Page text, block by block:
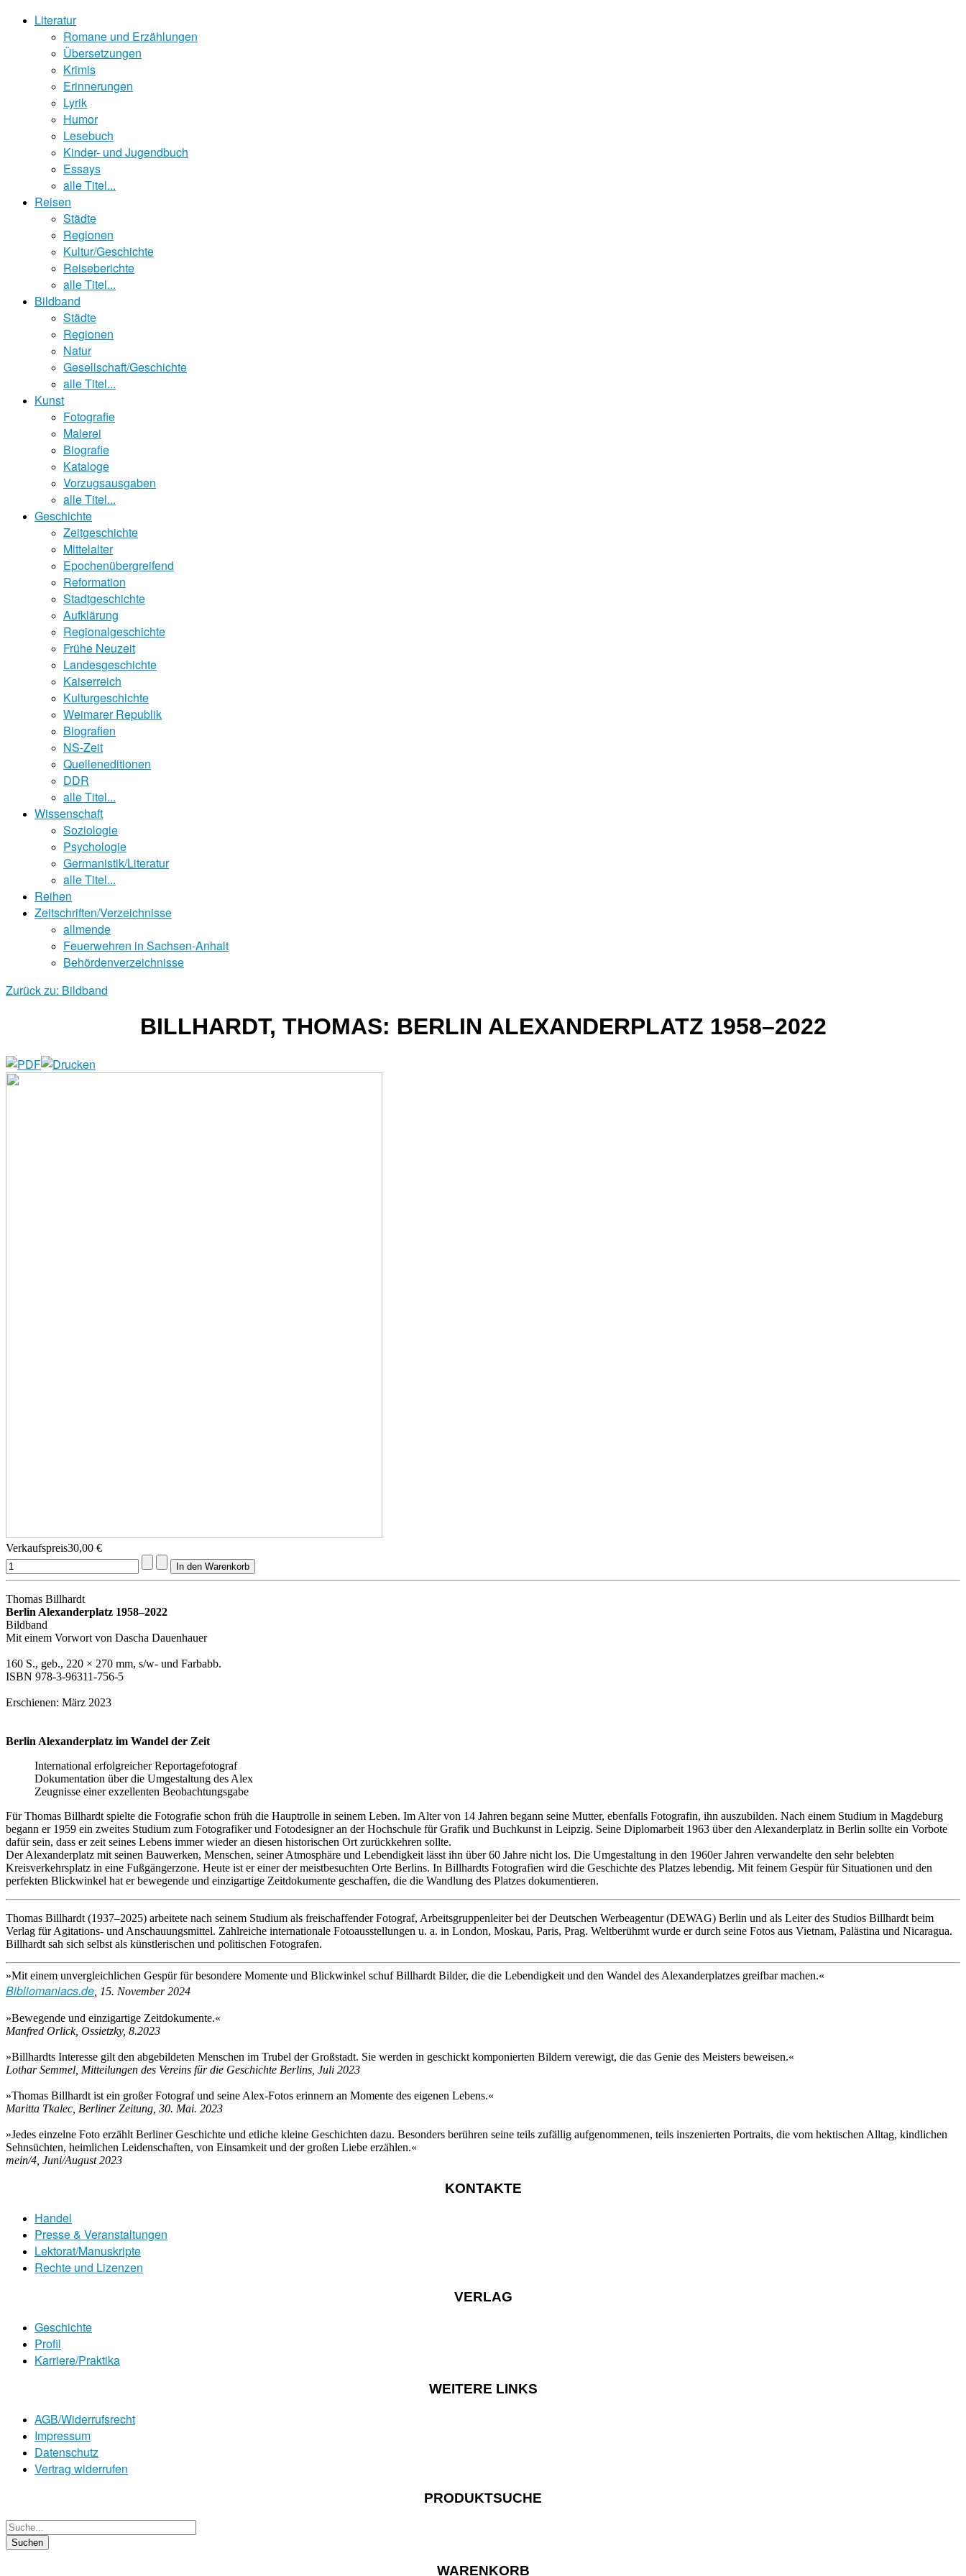
Literatur
Romane und Erzählungen
Übersetzungen
Krimis
Erinnerungen
Lyrik
Humor
Lesebuch
Kinder- und Jugendbuch
Essays
alle Titel...
Reisen
Städte
Regionen
Kultur/Geschichte
Reiseberichte
alle Titel...
Bildband
Städte
Regionen
Natur
Gesellschaft/Geschichte
alle Titel...
Kunst
Fotografie
Malerei
Biografie
Kataloge
Vorzugsausgaben
alle Titel...
Geschichte
Zeitgeschichte
Mittelalter
Epochenübergreifend
Reformation
Stadtgeschichte
Aufklärung
Regionalgeschichte
Frühe Neuzeit
Landesgeschichte
Kaiserreich
Kulturgeschichte
Weimarer Republik
Biografien
NS-Zeit
Quelleneditionen
DDR
alle Titel...
Wissenschaft
Soziologie
Psychologie
Germanistik/Literatur
alle Titel...
Reihen
Zeitschriften/Verzeichnisse
allmende
Feuerwehren in Sachsen-Anhalt
Behördenverzeichnisse
Zurück zu: Bildband
BILLHARDT, THOMAS: BERLIN ALEXANDERPLATZ 1958–2022
Verkaufspreis30,00 €
Thomas Billhardt
Berlin Alexanderplatz 1958–2022
Bildband
Mit einem Vorwort von Dascha Dauenhauer
160 S., geb., 220 × 270 mm, s/w- und Farbabb.
ISBN 978-3-96311-756-5
Erschienen: März 2023
Berlin Alexanderplatz im Wandel der Zeit
International erfolgreicher Reportagefotograf
Dokumentation über die Umgestaltung des Alex
Zeugnisse einer exzellenten Beobachtungsgabe
Für Thomas Billhardt spielte die Fotografie schon früh die Hauptrolle in seinem Leben. Im Alter von 14 Jahren begann seine Mutter, ebenfalls Fotografin, ihn auszubilden. Nach einem Studium in Magdeburg
begann er 1959 ein zweites Studium zum Fotografiker und Fotodesigner an der Hochschule für Grafik und Buchkunst in Leipzig. Seine Diplomarbeit 1963 über den Alexanderplatz in Berlin sollte ein Vorbote
dafür sein, dass er zeit seines Lebens immer wieder an diesen historischen Ort zurückkehren sollte.
Der Alexanderplatz mit seinen Bauwerken, Menschen, seiner Atmosphäre und Lebendigkeit lässt ihn über 60 Jahre nicht los. Die Umgestaltung in den 1960er Jahren verwandelte den sehr belebten
Kreisverkehrsplatz in eine Fußgängerzone. Heute ist er einer der meistbesuchten Orte Berlins. In Billhardts Fotografien wird die Geschichte des Platzes lebendig. Mit feinem Gespür für Situationen und den
perfekten Blickwinkel hat er bewegende und einzigartige Zeitdokumente geschaffen, die die Wandlung des Platzes dokumentieren.
Thomas Billhardt (1937–2025) arbeitete nach seinem Studium als freischaffender Fotograf, Arbeitsgruppenleiter bei der Deutschen Werbeagentur (DEWAG) Berlin und als Leiter des Studios Billhardt beim
Verlag für Agitations- und Anschauungsmittel. Zahlreiche internationale Fotoausstellungen u. a. in London, Moskau, Paris, Prag. Weltberühmt wurde er durch seine Fotos aus Vietnam, Palästina und Nicaragua.
Billhardt sah sich selbst als künstlerischen und politischen Fotografen.
»Mit einem unvergleichlichen Gespür für besondere Momente und Blickwinkel schuf Billhardt Bilder, die die Lebendigkeit und den Wandel des Alexanderplatzes greifbar machen.«
Bibliomaniacs.de , 15. November 2024
»Bewegende und einzigartige Zeitdokumente.«
Manfred Orlick, Ossietzky, 8.2023
»Billhardts Interesse gilt den abgebildeten Menschen im Trubel der Großstadt. Sie werden in geschickt komponierten Bildern verewigt, die das Genie des Meisters beweisen.«
Lothar Semmel, Mitteilungen des Vereins für die Geschichte Berlins, Juli 2023
»Thomas Billhardt ist ein großer Fotograf und seine Alex-Fotos erinnern an Momente des eigenen Lebens.«
Maritta Tkalec, Berliner Zeitung, 30. Mai. 2023
»Jedes einzelne Foto erzählt Berliner Geschichte und etliche kleine Geschichten dazu. Besonders berühren seine teils zufällig aufgenommenen, teils inszenierten Portraits, die vom hektischen Alltag, kindlichen
Sehnsüchten, heimlichen Leidenschaften, von Einsamkeit und der großen Liebe erzählen.«
mein/4, Juni/August 2023
KONTAKTE
Handel
Presse & Veranstaltungen
Lektorat/Manuskripte
Rechte und Lizenzen
VERLAG
Geschichte
Profil
Karriere/Praktika
WEITERE LINKS
AGB/Widerrufsrecht
Impressum
Datenschutz
Vertrag widerrufen
PRODUKTSUCHE
WARENKORB